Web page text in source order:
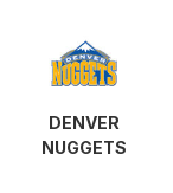
DENVER
NUGGETS